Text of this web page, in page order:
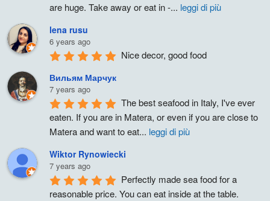
are huge. Take away or eat in -... leggi di più
lena rusu
6 years ago
Nice decor, good food
Вильям Марчук
7 years ago
The best seafood in Italy, I've ever
eaten. If you are in Matera, or even if you are close to
Matera and want to eat... leggi di più
Wiktor Rynowiecki
7 years ago
Perfectly made sea food for a
reasonable price. You can eat inside at the table.